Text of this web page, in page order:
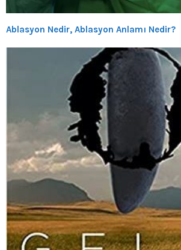
Ablasyon Nedir, Ablasyon Anlamı Nedir?